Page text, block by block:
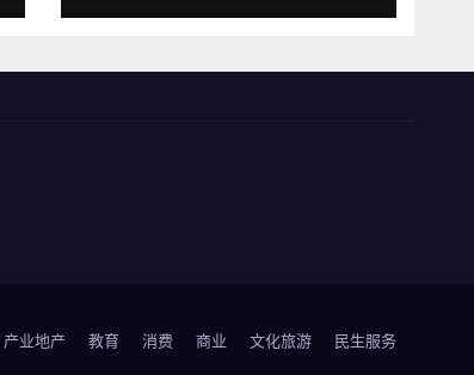
产业地产 教育 消费 商业 文化旅游 民生服务